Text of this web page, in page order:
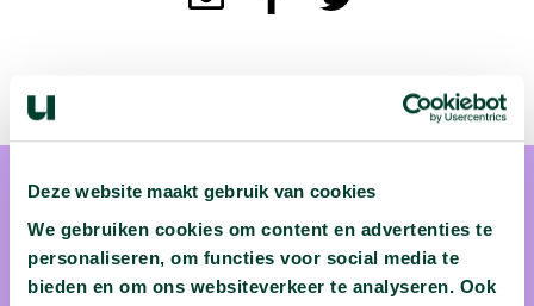
Deze website maakt gebruik van cookies
We gebruiken cookies om content en advertenties te
personaliseren, om functies voor social media te
bieden en om ons websiteverkeer te analyseren. Ook